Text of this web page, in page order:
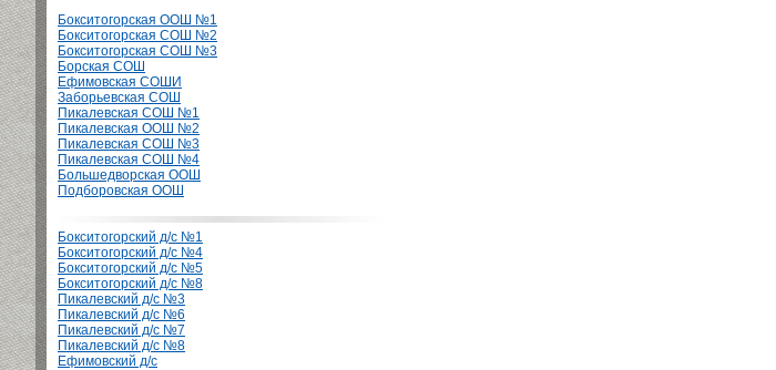
Бокситогорская ООШ №1
Бокситогорская СОШ №2
Бокситогорская СОШ №3
Борская СОШ
Ефимовская СОШИ
Заборьевская СОШ
Пикалевская СОШ №1
Пикалевская ООШ №2
Пикалевская СОШ №3
Пикалевская СОШ №4
Большедворская ООШ
Подборовская ООШ
Бокситогорский д/с №1
Бокситогорский д/с №4
Бокситогорский д/с №5
Бокситогорский д/с №8
Пикалевский д/с №3
Пикалевский д/с №6
Пикалевский д/с №7
Пикалевский д/с №8
Ефимовский д/с